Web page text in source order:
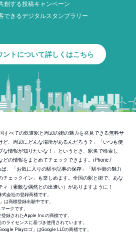
創する投稿キャンペーン
できるデジタルスタンプラリー
ントについて詳しくはこちら
すべての鉄道駅と周辺の街の魅力を発見できる無料サ
ど、周辺にどんな場所があるんだろう？」「いつも使
な情報が知りたいな！」というとき、駅名で検索し
どの情報をまとめてチェックできます。iPhone /
、「お気に入りの駅や記事の保存」「駅や街の魅力
チェックイン」も楽しめます。全国の駅と街で、あな
（素敵な偶然との出逢い）がありますように！
会社の登録商標です。
は商標登録出願中です。
ークです。
録されたApple Inc.の商標です。
ライセンスに基づき使用されています。
Playロゴ」はGoogle LLCの商標です。